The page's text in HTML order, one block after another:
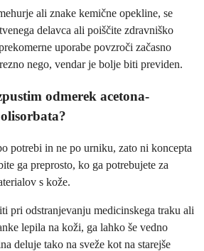
ali znake kemične opekline, se
delavca ali poiščite zdravniško
uporabe povzroči začasno
nego, vendar je bolje biti previden.
odmerek acetona-
potrebi in ne po urniku, zato ni koncepta
ga preprosto, ko ga potrebujete za
s kože.
pri odstranjevanju medicinskega traku ali
lepila na koži, ga lahko še vedno
deluje tako na sveže kot na starejše